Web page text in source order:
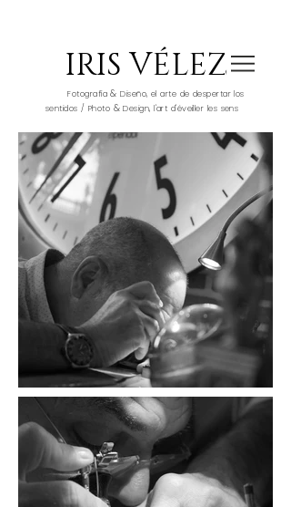
IRIS VÉLEZ
Fotografía& Diseño, el arte de despertar los
sentidos / Photo & Design, l'art d'éveiller les sens